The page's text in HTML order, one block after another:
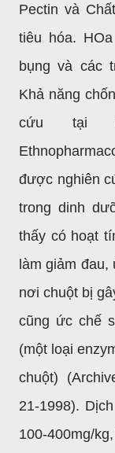
Pectin và
tiêu hóa.
bụng và các
Khả năng
cứu tại
được nghiên
trong dinh
thấy có hoạt
làm giảm đau,
nơi chuột bị
cũng ức chế
(một loại
chuột)
21-1998).
100-400mg/